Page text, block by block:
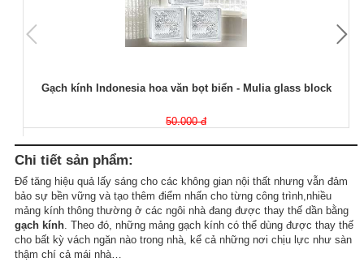
Gạch kính Indonesia hoa văn bọt biển - Mulia glass block
50.000 đ
Chi tiết sản phẩm:
Để tăng hiệu quả lấy sáng cho các không gian nội thất nhưng vẫn đảm
bảo sự bền vững và tạo thêm điểm nhấn cho từng công trình,nhiều
mảng kính thông thường ở các ngôi nhà đang được thay thế dần bằng
gạch kính. Theo đó, những mảng gạch kính có thể dùng được thay thế
cho bất kỳ vách ngăn nào trong nhà, kể cả những nơi chịu lực như sàn
thậm chí cả mái nhà…